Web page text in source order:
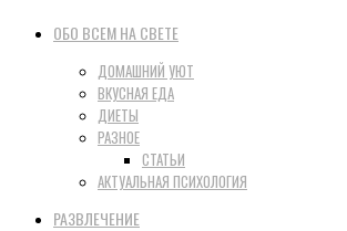
ОБО ВСЕМ НА СВЕТЕ
ДОМАШНИЙ УЮТ
ВКУСНАЯ ЕДА
ДИЕТЫ
РАЗНОЕ
СТАТЬИ
АКТУАЛЬНАЯ ПСИХОЛОГИЯ
РАЗВЛЕЧЕНИЕ